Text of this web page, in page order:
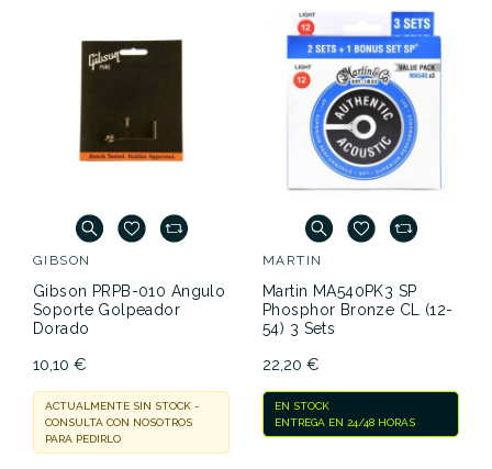
GIBSON
Gibson PRPB-010 Angulo
Soporte Golpeador
Dorado
10,10 €
ACTUALMENTE SIN STOCK -
CONSULTA CON NOSOTROS
PARA PEDIRLO
MARTIN
Martin MA540PK3 SP
Phosphor Bronze CL (12-
54) 3 Sets
22,20 €
EN STOCK
ENTREGA EN 24/48 HORAS